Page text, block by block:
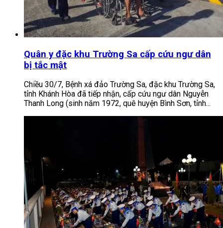
Quân y đặc khu Trường Sa cấp cứu ngư dân
bị tắc mật
Chiều 30/7, Bệnh xá đảo Trường Sa, đặc khu Trường Sa,
tỉnh Khánh Hòa đã tiếp nhận, cấp cứu ngư dân Nguyễn
Thanh Long (sinh năm 1972, quê huyện Bình Sơn, tỉnh...